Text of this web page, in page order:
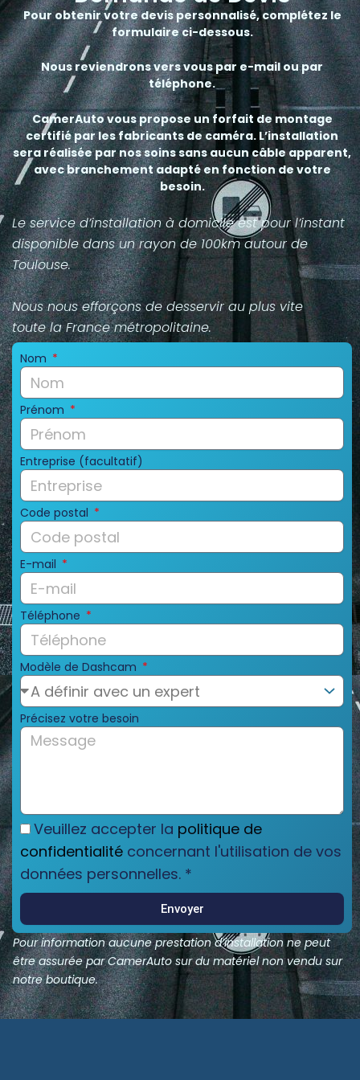
Pour obtenir votre devis personnalisé, complétez le
formulaire ci-dessous.
Nous reviendrons vers vous par e-mail ou par
téléphone.
CamerAuto vous propose un forfait de montage
certifié par les fabricants de caméra. L’installation
sera réalisée par nos soins sans aucun câble apparent,
avec branchement adapté en fonction de votre
besoin.
Le service d’installation à domicile est pour l’instant
disponible dans un rayon de 100km autour de
Toulouse.
Nous nous efforçons de desservir au plus vite
toute la France métropolitaine.
Nom
Prénom
Entreprise (facultatif)
Code postal
E-mail
Téléphone
Modèle de Dashcam
Précisez votre besoin
Veuillez accepter la politique de
confidentialité concernant l'utilisation de vos
données personnelles. *
Envoyer
Pour information aucune prestation d’installation ne peut
être assurée par CamerAuto sur du matériel non vendu sur
notre boutique.